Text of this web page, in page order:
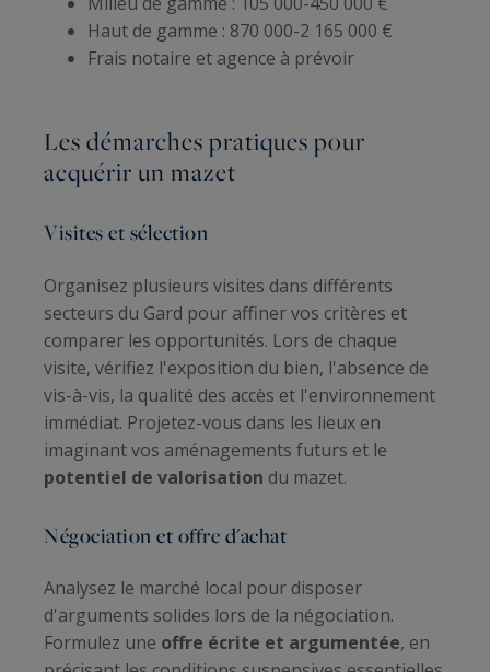
Haut de gamme : 870 000-2 165 000 €
Frais notaire et agence à prévoir
Les démarches pratiques pour
acquérir un mazet
Visites et sélection
Organisez plusieurs visites dans différents
secteurs du Gard pour affiner vos critères et
comparer les opportunités. Lors de chaque
visite, vérifiez l'exposition du bien, l'absence de
vis-à-vis, la qualité des accès et l'environnement
immédiat. Projetez-vous dans les lieux en
imaginant vos aménagements futurs et le
potentiel de valorisation du mazet.
Négociation et offre d'achat
Analysez le marché local pour disposer
d'arguments solides lors de la négociation.
Formulez une offre écrite et argumentée, en